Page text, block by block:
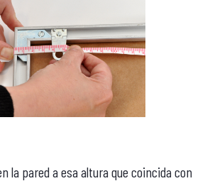
la pared a esa altura que coincida con